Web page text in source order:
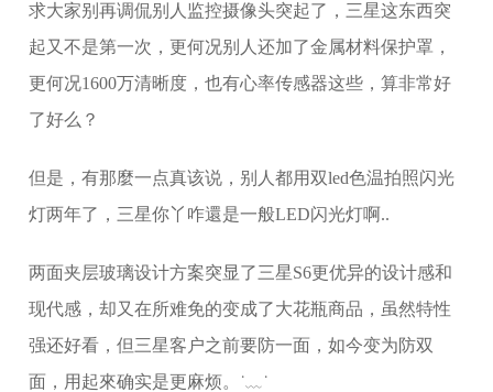
求大家别再调侃别人监控摄像头突起了，三星这东西突
起又不是第一次，更何况别人还加了金属材料保护罩，
更何况1600万清晰度，也有心率传感器这些，算非常好
了好么？
但是，有那麼一点真该说，别人都用双led色温拍照闪光
灯两年了，三星你丫咋還是一般LED闪光灯啊..
两面夹层玻璃设计方案突显了三星S6更优异的设计感和
现代感，却又在所难免的变成了大花瓶商品，虽然特性
强还好看，但三星客户之前要防一面，如今变为防双
面，用起來确实是更麻烦。˙﹏˙